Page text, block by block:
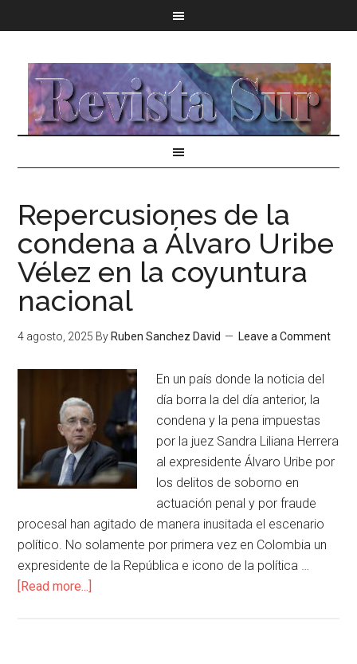
Repercusiones de la
condena a Álvaro Uribe
Vélez en la coyuntura
nacional
4 agosto, 2025 By Ruben Sanchez David Leave a Comment
En un país donde la noticia del
día borra la del día anterior, la
condena y la pena impuestas
por la juez Sandra Liliana Herrera
al expresidente Álvaro Uribe por
los delitos de soborno en
actuación penal y por fraude
procesal han agitado de manera inusitada el escenario
político. No solamente por primera vez en Colombia un
expresidente de la República e icono de la política …
[Read more...]